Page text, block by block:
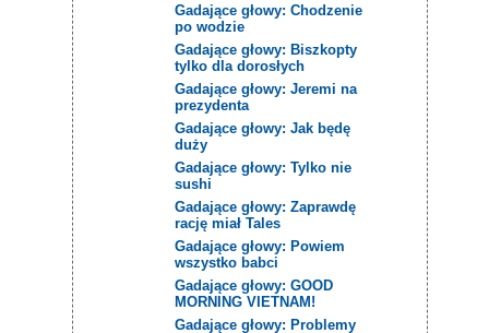
Gadające głowy: Chodzenie
po wodzie
Gadające głowy: Biszkopty
tylko dla dorosłych
Gadające głowy: Jeremi na
prezydenta
Gadające głowy: Jak będę
duży
Gadające głowy: Tylko nie
sushi
Gadające głowy: Zaprawdę
rację miał Tales
Gadające głowy: Powiem
wszystko babci
Gadające głowy: GOOD
MORNING VIETNAM!
Gadające głowy: Problemy